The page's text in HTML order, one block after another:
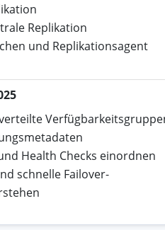
Replikation
und Replikationsagent
Health Checks einordnen
schnelle Failover-